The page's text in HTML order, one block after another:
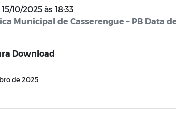
15/10/2025 às 18:33
Municipal de Casserengue – PB Data
Download
de 2025